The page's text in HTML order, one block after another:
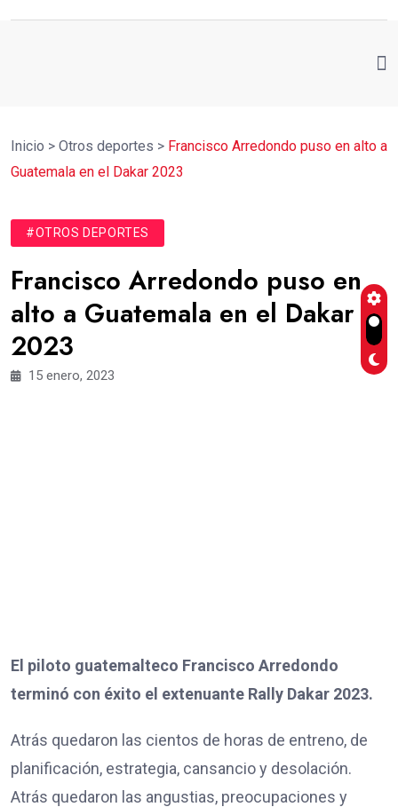
Inicio > Otros deportes > Francisco Arredondo puso en alto a
Guatemala en el Dakar 2023
#OTROS DEPORTES
Francisco Arredondo puso en
alto a Guatemala en el Dakar
2023
15 enero, 2023
El piloto guatemalteco Francisco Arredondo
terminó con éxito el extenuante Rally Dakar 2023.
Atrás quedaron las cientos de horas de entreno, de
planificación, estrategia, cansancio y desolación.
Atrás quedaron las angustias, preocupaciones y